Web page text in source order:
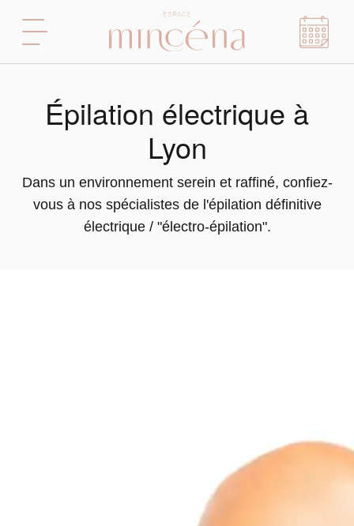
Épilation électrique à
Lyon
Dans un environnement serein et raffiné, confiez-
vous à nos spécialistes de l'épilation définitive
électrique / "électro-épilation".